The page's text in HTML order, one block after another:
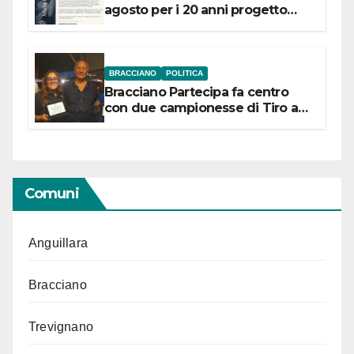
agosto per i 20 anni progetto
BRACCIANO POLITICA
Bracciano Partecipa fa centro
con due campionesse di Tiro a
Comuni
Anguillara
Bracciano
Trevignano